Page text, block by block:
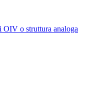
OIV o struttura analoga